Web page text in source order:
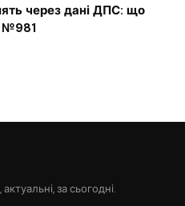
через дані ДПС: що
№981
за сьогодні.